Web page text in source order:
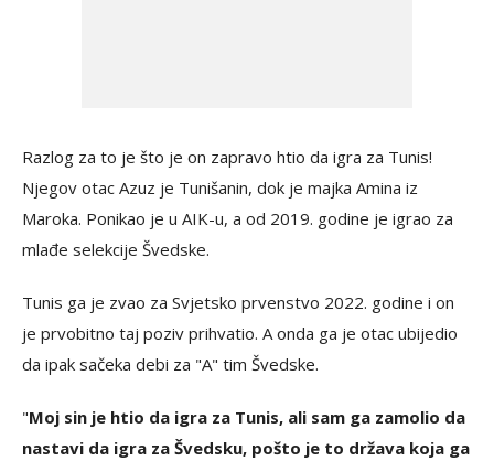
Razlog za to je što je on zapravo htio da igra za Tunis!
Njegov otac Azuz je Tunišanin, dok je majka Amina iz
Maroka. Ponikao je u AIK-u, a od 2019. godine je igrao za
mlađe selekcije Švedske.
Tunis ga je zvao za Svjetsko prvenstvo 2022. godine i on
je prvobitno taj poziv prihvatio. A onda ga je otac ubijedio
da ipak sačeka debi za "A" tim Švedske.
"Moj sin je htio da igra za Tunis, ali sam ga zamolio da
nastavi da igra za Švedsku, pošto je to država koja ga